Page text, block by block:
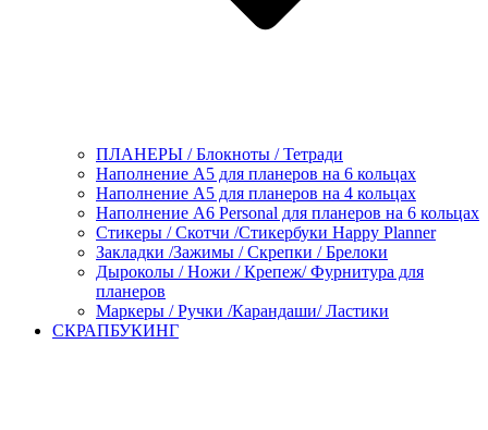
ПЛАНЕРЫ / Блокноты / Тетради
Наполнение А5 для планеров на 6 кольцах
Наполнение А5 для планеров на 4 кольцах
Наполнение А6 Personal для планеров на 6 кольцах
Стикеры / Скотчи /Стикербуки Happy Planner
Закладки /Зажимы / Скрепки / Брелоки
Дыроколы / Ножи / Крепеж/ Фурнитура для
планеров
Маркеры / Ручки /Карандаши/ Ластики
СКРАПБУКИНГ